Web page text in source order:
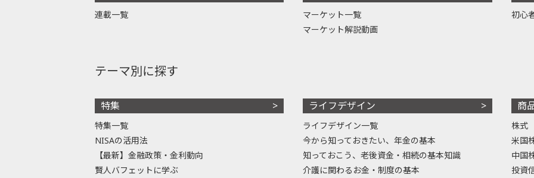
連載一覧
マーケット一覧
マーケット解説動画
初心
テーマ別に探す
特集
特集一覧
NISAの活用法
【最新】金融政策・金利動向
賢人バフェットに学ぶ
ライフデザイン
ライフデザイン一覧
今から知っておきたい、年金の基本
知っておこう、老後資金・相続の基本知識
介護に関わるお金・制度の基本
商
株式
米国
中国
投資